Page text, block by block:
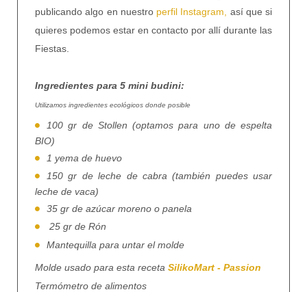
publicando algo en nuestro perfil Instagram, así que si
quieres podemos estar en contacto por allí durante las
Fiestas.
Ingredientes para 5 mini budini:
Utilizamos ingredientes ecológicos donde posible
100 gr de Stollen (optamos para uno de espelta
BIO)
1 yema de huevo
150 gr de leche de cabra (también puedes usar
leche de vaca)
35 gr de azúcar moreno o panela
25 gr de Rón
Mantequilla para untar el molde
Molde usado para esta receta SilikoMart - Passion
Termómetro de alimentos